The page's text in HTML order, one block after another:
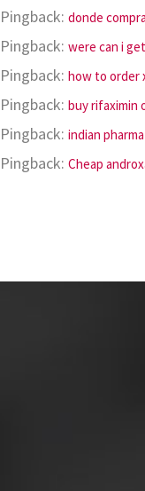
Pingback: donde
Pingback: were can i
Pingback: how to order
Pingback: buy rifaximin
Pingback: indian
Pingback: Cheap